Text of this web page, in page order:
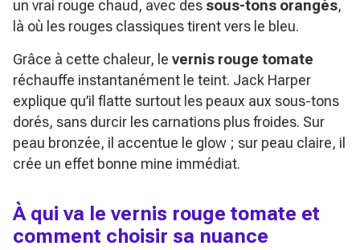
un vrai rouge chaud, avec des sous-tons orangés,
là où les rouges classiques tirent vers le bleu.
Grâce à cette chaleur, le vernis rouge tomate
réchauffe instantanément le teint. Jack Harper
explique qu’il flatte surtout les peaux aux sous-tons
dorés, sans durcir les carnations plus froides. Sur
peau bronzée, il accentue le glow ; sur peau claire, il
crée un effet bonne mine immédiat.
À qui va le vernis rouge tomate et
comment choisir sa nuance